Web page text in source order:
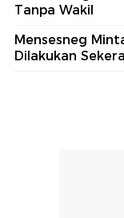
Tanpa Wakil
Mensesneg
Dilakukan